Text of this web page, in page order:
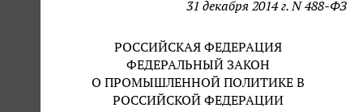
31 декабря 2014 г. N 488-ФЗ
РОССИЙСКАЯ ФЕДЕРАЦИЯ
ФЕДЕРАЛЬНЫЙ ЗАКОН
О ПРОМЫШЛЕННОЙ ПОЛИТИКЕ В
РОССИЙСКОЙ ФЕДЕРАЦИИ